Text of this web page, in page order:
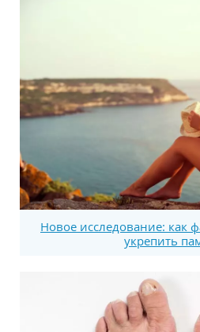
Новое исследование: как
укрепить